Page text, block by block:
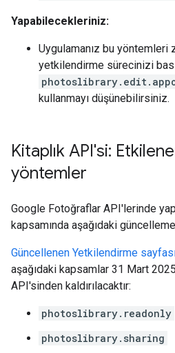
Yapabilecekleriniz:
Uygulamanız bu yöntemleri
yetkilendirme sürecinizi
kullanmayı düşünebilirsiniz.
Kitaplık API'si:
yöntemler
Google Fotoğraflar API'lerinde
kapsamında aşağıdaki
Güncellenen Yetkilendirme
aşağıdaki kapsamlar 31 Mart
API'sinden kaldırılacaktır:
photoslibrary.readonly
photoslibrary.sharing